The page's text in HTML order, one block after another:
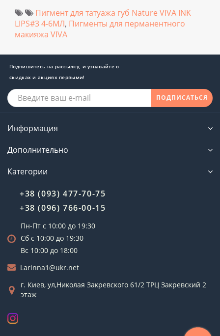
Пигмент для татуажа губ Nature VIVA INK
LIPS#3 4-6МЛ, Пигменты для перманентного
макияжа VIVA
Подпишитесь на рассылку, и узнавайте о
скидках и акциях первыми!
ПОДПИСАТЬСЯ
Информация
Дополнительно
Категории
+38 (093) 477-70-75
+38 (096) 766-00-15
Пн-Пт с 10:00 до 19:30
Сб с 10:00 до 19:30
Вс 10:00 до 18:00
Larinna1@ukr.net
г. Киев, ул,Николая Закревского 61/2 ТРЦ Закревский 2
этаж